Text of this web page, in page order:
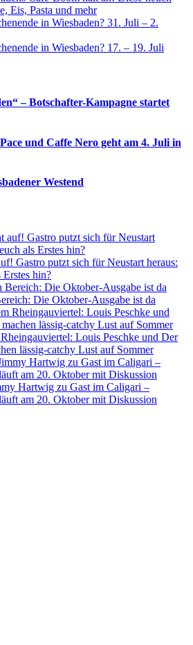
Eis, Pasta und mehr
in Wiesbaden? 31. Juli – 2.
in Wiesbaden? 17. – 19. Juli
– Botschafter-Kampagne startet
und Caffe Nero geht am 4. Juli in
Westend
Gastro putzt sich für Neustart heraus:
Erstes hin?
Die Oktober-Ausgabe ist da
Louis Peschke und Der
lässig-catchy Lust auf Sommer
Hartwig zu Gast im Caligari –
am 20. Oktober mit Diskussion